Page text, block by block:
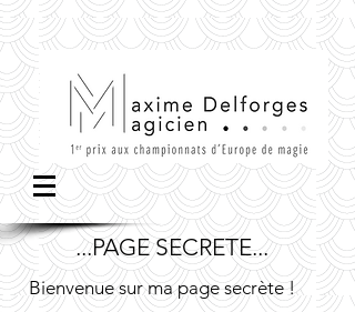
...PAGE SECRETE...
Bienvenue sur ma page secrète !